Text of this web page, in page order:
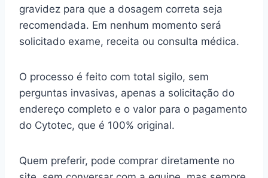
gravidez para que a dosagem correta seja
recomendada. Em nenhum momento será
solicitado exame, receita ou consulta médica.
O processo é feito com total sigilo, sem
perguntas invasivas, apenas a solicitação do
endereço completo e o valor para o pagamento
do Cytotec, que é 100% original.
Quem preferir, pode comprar diretamente no